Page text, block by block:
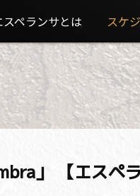
スペランサとは スケ
」 【エスペ